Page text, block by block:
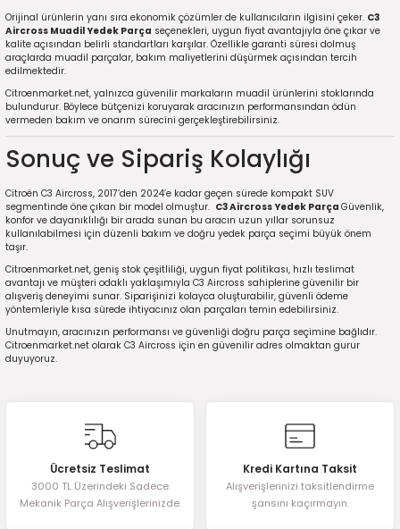
Orijinal ürünlerin yanı sıra ekonomik çözümler de kullanıcıların ilgisini çeker. C3
Aircross Muadil Yedek Parça seçenekleri, uygun fiyat avantajıyla öne çıkar ve
kalite açısından belirli standartları karşılar. Özellikle garanti süresi dolmuş
araçlarda muadil parçalar, bakım maliyetlerini düşürmek açısından tercih
edilmektedir.
Citroenmarket.net, yalnızca güvenilir markaların muadil ürünlerini stoklarında
bulundurur. Böylece bütçenizi koruyarak aracınızın performansından ödün
vermeden bakım ve onarım sürecini gerçekleştirebilirsiniz.
Sonuç ve Sipariş Kolaylığı
Citroën C3 Aircross, 2017’den 2024’e kadar geçen sürede kompakt SUV
segmentinde öne çıkan bir model olmuştur. C3 Aircross Yedek Parça Güvenlik,
konfor ve dayanıklılığı bir arada sunan bu aracın uzun yıllar sorunsuz
kullanılabilmesi için düzenli bakım ve doğru yedek parça seçimi büyük önem
taşır.
Citroenmarket.net, geniş stok çeşitliliği, uygun fiyat politikası, hızlı teslimat
avantajı ve müşteri odaklı yaklaşımıyla C3 Aircross sahiplerine güvenilir bir
alışveriş deneyimi sunar. Siparişinizi kolayca oluşturabilir, güvenli ödeme
yöntemleriyle kısa sürede ihtiyacınız olan parçaları temin edebilirsiniz.
Unutmayın, aracınızın performansı ve güvenliği doğru parça seçimine bağlıdır.
Citroenmarket.net olarak C3 Aircross için en güvenilir adres olmaktan gurur
duyuyoruz.
Ücretsiz Teslimat
3000 TL Üzerindeki Sadece
Mekanik Parça Alışverişlerinizde.
Kredi Kartına Taksit
Alışverişlerinizi taksitlendirme
şansını kaçırmayın.